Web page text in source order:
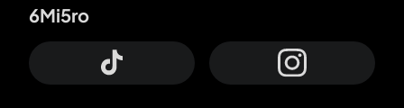
6Mi5ro